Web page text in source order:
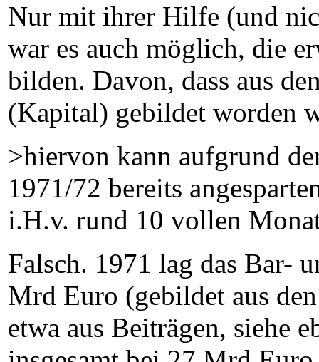
Nur mit ihrer Hilfe (und
war es auch möglich, die
bilden. Davon, dass aus
(Kapital) gebildet worden
>hiervon kann aufgrund
1971/72 bereits
i.H.v. rund 10 vollen
Falsch. 1971 lag das Bar-
Mrd Euro (gebildet aus
etwa aus Beiträgen, siehe